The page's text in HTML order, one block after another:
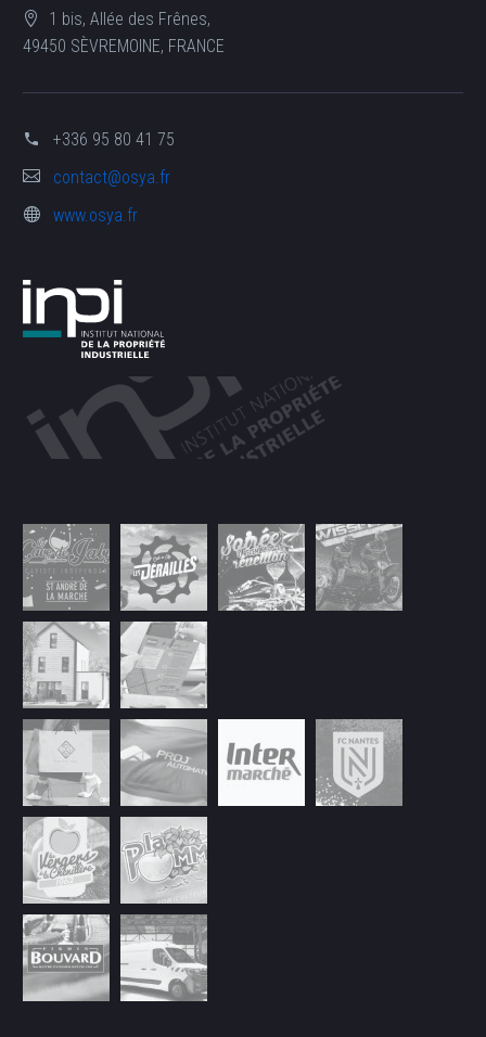
1 bis, Allée des Frênes,
49450 SÈVREMOINE, FRANCE
+336 95 80 41 75
contact@osya.fr
www.osya.fr